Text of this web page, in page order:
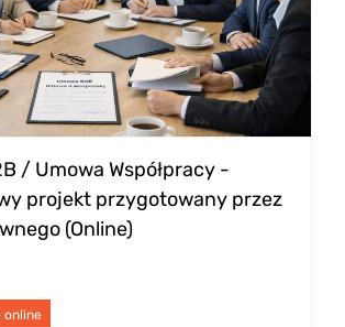
/ Umowa Współpracy -
projekt przygotowany przez
(Online)
online